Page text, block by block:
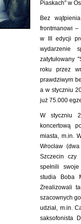
Piaskach" w
Bez
frontmanowi –
w III edycji
wydarzenie
zatytułowany
roku przez
prawdziwym
a w styczniu
już 75.000
W styczniu
koncertową
miasta, m.in.
Wrocław
Szczecin czy
spełnili
studia Boba
Zrealizowali
szacownych
udział, m.in.
saksofonista